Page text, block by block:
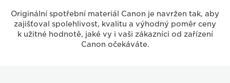
Originální spotřební materiál Canon je navržen tak, aby
zajišťoval spolehlivost, kvalitu a výhodný poměr ceny
k užitné hodnotě, jaké vy i vaši zákazníci od zařízení
Canon očekáváte.